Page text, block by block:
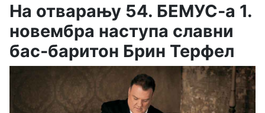
На отварању 54. БЕМУС-а 1.
новембра наступа славни
бас-баритон Брин Терфел